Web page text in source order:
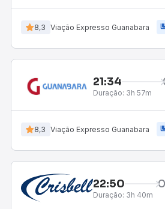
8,3 Viação Expresso Guanabara
21:34
Duração: 3h 57m
8,3 Viação Expresso Guanabara
22:50
Duração: 3h 40m